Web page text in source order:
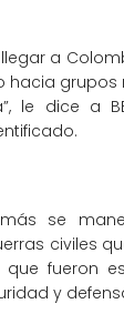
a
grupos
le dice a
se
civiles
fueron
y